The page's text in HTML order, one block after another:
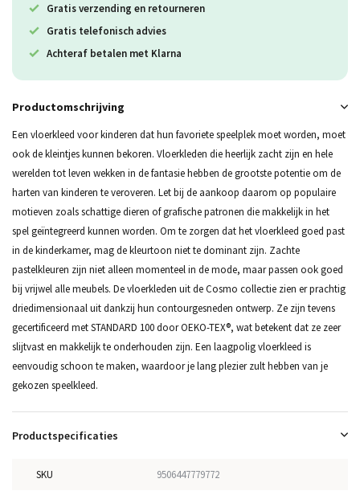
Gratis verzending en retourneren
Gratis telefonisch advies
Achteraf betalen met Klarna
Productomschrijving
Een vloerkleed voor kinderen dat hun favoriete speelplek moet worden, moet
ook de kleintjes kunnen bekoren. Vloerkleden die heerlijk zacht zijn en hele
werelden tot leven wekken in de fantasie hebben de grootste potentie om de
harten van kinderen te veroveren. Let bij de aankoop daarom op populaire
motieven zoals schattige dieren of grafische patronen die makkelijk in het
spel geïntegreerd kunnen worden. Om te zorgen dat het vloerkleed goed past
in de kinderkamer, mag de kleurtoon niet te dominant zijn. Zachte
pastelkleuren zijn niet alleen momenteel in de mode, maar passen ook goed
bij vrijwel alle meubels. De vloerkleden uit de Cosmo collectie zien er prachtig
driedimensionaal uit dankzij hun contourgesneden ontwerp. Ze zijn tevens
gecertificeerd met STANDARD 100 door OEKO-TEX®, wat betekent dat ze zeer
slijtvast en makkelijk te onderhouden zijn. Een laagpolig vloerkleed is
eenvoudig schoon te maken, waardoor je lang plezier zult hebben van je
gekozen speelkleed.
Productspecificaties
SKU 9506447779772